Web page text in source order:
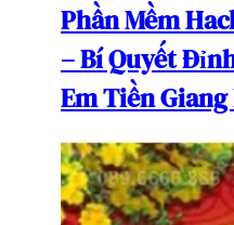
Phần Mềm
– Bí Quyết
Em Tiền